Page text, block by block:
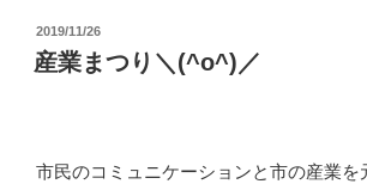
投
稿
日:
2019/11/26
産業まつり＼(^o^)／
市民のコミュニケーションと市の産業を